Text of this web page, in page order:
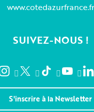
www.cotedazurfrance.fr
SUIVEZ-NOUS !
S'inscrire à la Newsletter